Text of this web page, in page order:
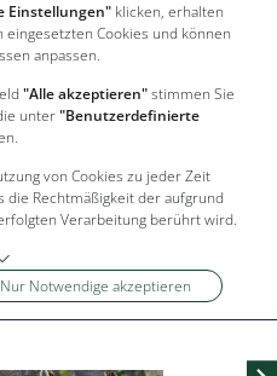
Einstellungen" klicken, erhalten
Cookies und können
anpassen.
"Alle akzeptieren"stimmen Sie
unter"Benutzerdefinierte
von Cookies zu jeder Zeit
Rechtmäßigkeit der aufgrund
Verarbeitung berührt wird.
Nur Notwendige akzeptieren